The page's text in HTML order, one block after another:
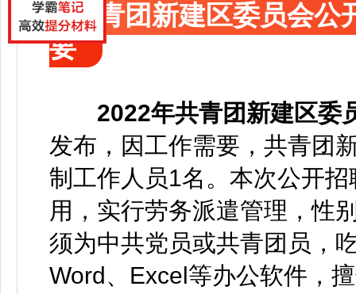
共青团新建区委员会公
要
2022年共青团新建区委
发布， 因工作需要，共青团
制工作人员1名。 本次公开
用，实行劳务派遣管理，性
须为中共党员或共青团员，
Word、Excel等办公软件，